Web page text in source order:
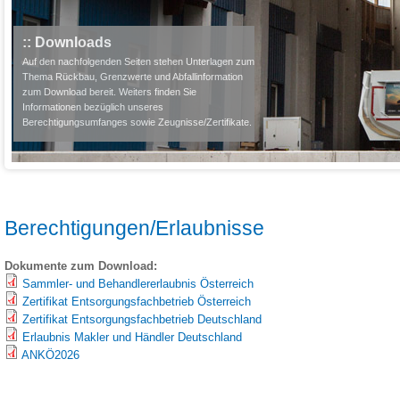
:: Downloads
Auf den nachfolgenden Seiten stehen Unterlagen zum
Thema Rückbau, Grenzwerte und Abfallinformation
zum Download bereit. Weiters finden Sie
Informationen bezüglich unseres
Berechtigungsumfanges sowie Zeugnisse/Zertifikate.
Berechtigungen/Erlaubnisse
Dokumente zum Download:
Sammler- und Behandlererlaubnis Österreich
Zertifikat Entsorgungsfachbetrieb Österreich
Zertifikat Entsorgungsfachbetrieb Deutschland
Erlaubnis Makler und Händler Deutschland
ANKÖ2026